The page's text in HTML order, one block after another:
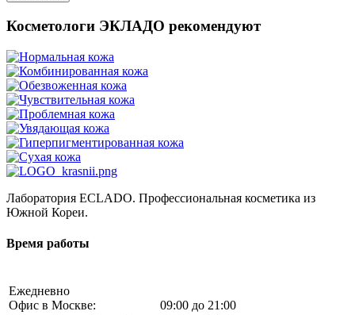
Косметологи ЭКЛАДО рекомендуют
Лаборатория ECLADO. Профессиональная косметика из
Южной Кореи.
Время работы
Ежедневно
Офис в Москве:
09:00 до 21:00